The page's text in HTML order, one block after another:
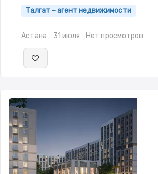
залы,Кабинеты и рабочие места,Студии
Талгат - агент недвижимости
Астана 31 июля Нет просмотров